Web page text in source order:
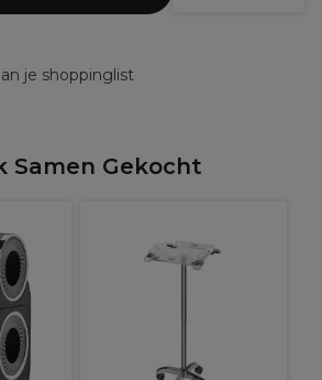
je shoppinglist
Samen Gekocht